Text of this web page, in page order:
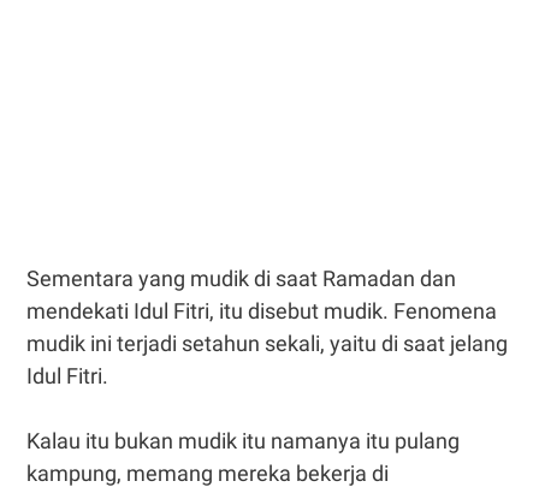
Sementara yang mudik di saat Ramadan dan
mendekati Idul Fitri, itu disebut mudik. Fenomena
mudik ini terjadi setahun sekali, yaitu di saat jelang
Idul Fitri.
Kalau itu bukan mudik itu namanya itu pulang
kampung, memang mereka bekerja di